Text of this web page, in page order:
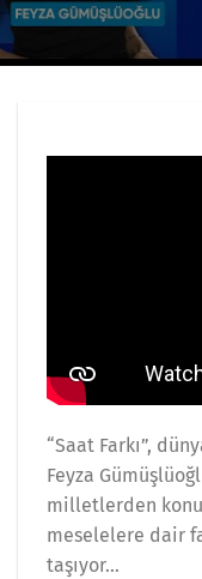
“Saat Farkı”,
Feyza
milletlerden
meselelere dair
taşıyor…